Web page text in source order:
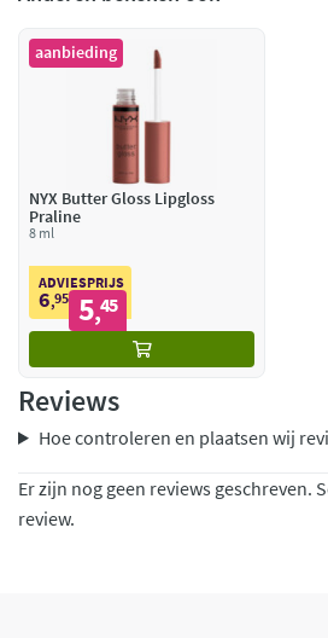
aanbieding
NYX Butter Gloss Lipgloss
Praline
8 ml
ADVIESPRIJS
6,95 5,45
Reviews
Hoe controleren en plaatsen wij
Er zijn nog geen reviews geschreven.
review.